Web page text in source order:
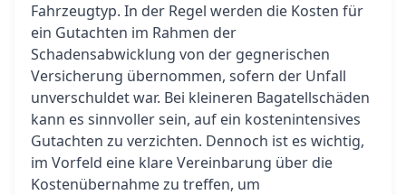
Fahrzeugtyp. In der Regel werden die Kosten für
ein Gutachten im Rahmen der
Schadensabwicklung von der gegnerischen
Versicherung übernommen, sofern der Unfall
unverschuldet war. Bei kleineren Bagatellschäden
kann es sinnvoller sein, auf ein kostenintensives
Gutachten zu verzichten. Dennoch ist es wichtig,
im Vorfeld eine klare Vereinbarung über die
Kostenübernahme zu treffen, um